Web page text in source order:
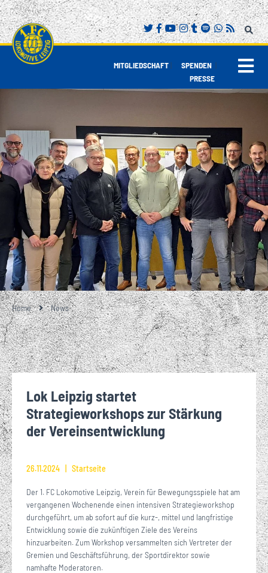
MITGLIEDSCHAFT| SPENDEN |
PRESSE
Home News
Lok Leipzig startet
Strategieworkshops zur Stärkung
der Vereinsentwicklung
26.11.2024 Startseite
Der 1. FC Lokomotive Leipzig, Verein für Bewegungsspiele hat am
vergangenen Wochenende einen intensiven Strategieworkshop
durchgeführt, um ab sofort auf die kurz-, mittel und langfristige
Entwicklung sowie die zukünftigen Ziele des Vereins
hinzuarbeiten. Zum Workshop versammelten sich Vertreter der
Gremien und Geschäftsführung, der Sportdirektor sowie
namhafte Moderatoren.